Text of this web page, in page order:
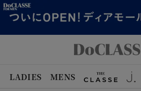
LADIES MENS